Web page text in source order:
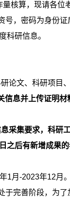
核算，现请各位
号，密码为身份
科研信息。
论文、科研项目
息并上传证明材
采集要求，科研
之后有新增成果
1月-2023年12月。
于完善阶段，为